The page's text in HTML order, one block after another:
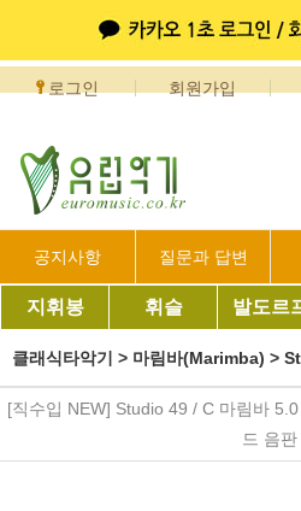
로그인 회원가입
공지사항 질문과 답변
지휘봉 휘슬 발도르
클래식타악기 > 마림바(Marimba) >
[직수입 NEW] Studio 49 / C 마림바
드 음판